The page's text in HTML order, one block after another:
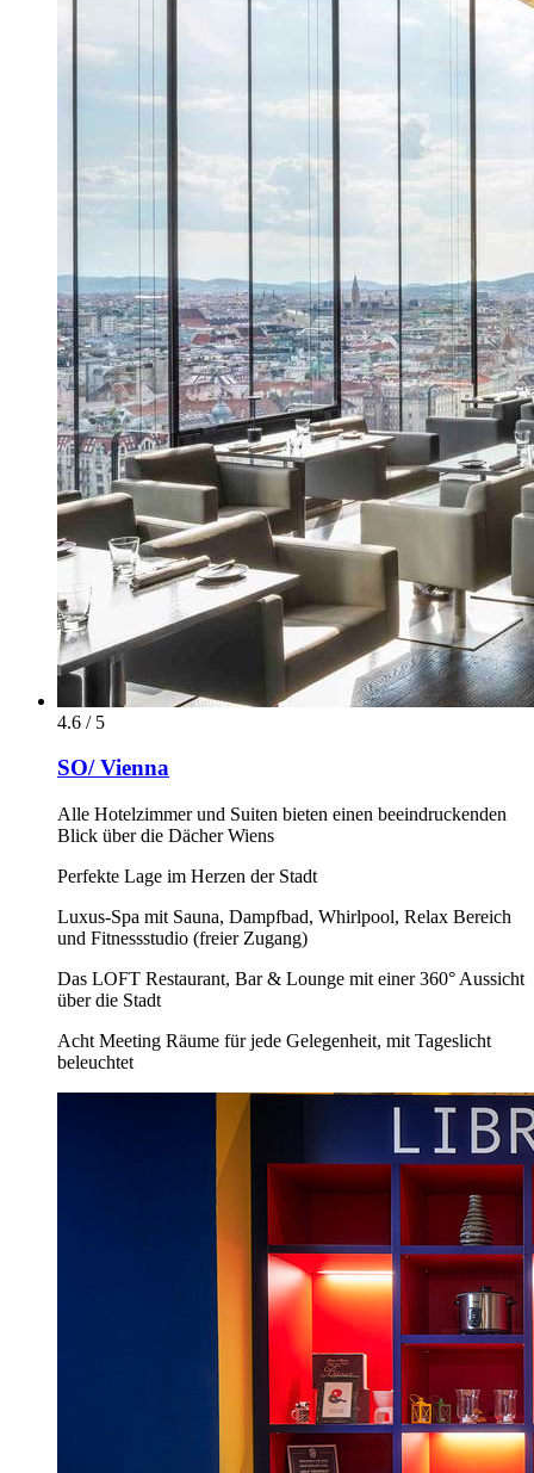
4.6 / 5
SO/ Vienna
Alle Hotelzimmer und Suiten bieten einen beeindruckenden
Blick über die Dächer Wiens
Perfekte Lage im Herzen der Stadt
Luxus-Spa mit Sauna, Dampfbad, Whirlpool, Relax Bereich
und Fitnessstudio (freier Zugang)
Das LOFT Restaurant, Bar & Lounge mit einer 360° Aussicht
über die Stadt
Acht Meeting Räume für jede Gelegenheit, mit Tageslicht
beleuchtet